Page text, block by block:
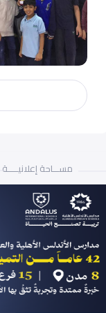
مســـاحة إعلانيـــــة